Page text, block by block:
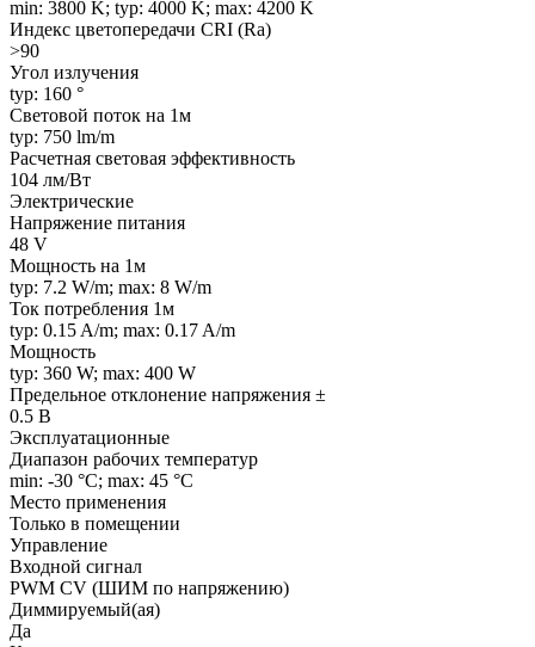
min: 3800 K; typ: 4000 K; max: 4200 K
Индекс цветопередачи CRI (Ra)
>90
Угол излучения
typ: 160 °
Световой поток на 1м
typ: 750 lm/m
Расчетная световая эффективность
104 лм/Вт
Электрические
Напряжение питания
48 V
Мощность на 1м
typ: 7.2 W/m; max: 8 W/m
Ток потребления 1м
typ: 0.15 A/m; max: 0.17 A/m
Мощность
typ: 360 W; max: 400 W
Предельное отклонение напряжения ±
0.5 В
Эксплуатационные
Диапазон рабочих температур
min: -30 °C; max: 45 °C
Место применения
Только в помещении
Управление
Входной сигнал
PWM СV (ШИМ по напряжению)
Диммируемый(ая)
Да